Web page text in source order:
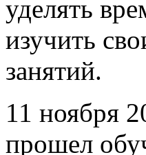
уделять
изучить
занятий.
11 ноября
прошел